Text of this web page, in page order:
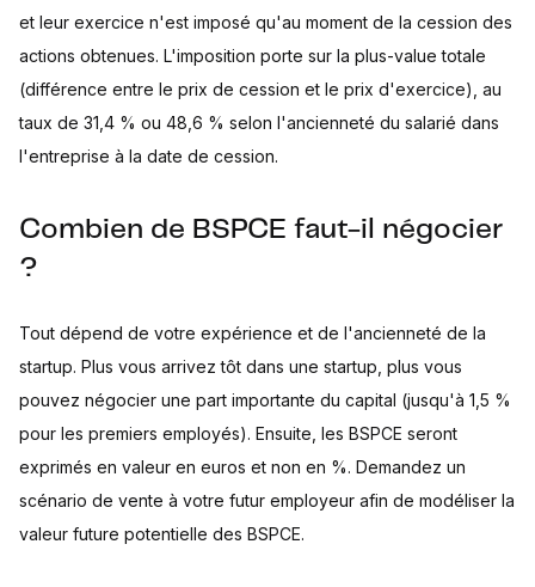
et leur exercice n'est imposé qu'au moment de la cession des
actions obtenues. L'imposition porte sur la plus-value totale
(différence entre le prix de cession et le prix d'exercice), au
taux de 31,4 % ou 48,6 % selon l'ancienneté du salarié dans
l'entreprise à la date de cession.
Combien de BSPCE faut-il négocier
?
Tout dépend de votre expérience et de l'ancienneté de la
startup. Plus vous arrivez tôt dans une startup, plus vous
pouvez négocier une part importante du capital (jusqu'à 1,5 %
pour les premiers employés). Ensuite, les BSPCE seront
exprimés en valeur en euros et non en %. Demandez un
scénario de vente à votre futur employeur afin de modéliser la
valeur future potentielle des BSPCE.